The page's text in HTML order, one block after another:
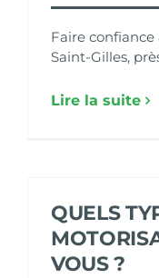
Faire
Saint-Gilles,
Lire la suite
QUELS
VOUS ?